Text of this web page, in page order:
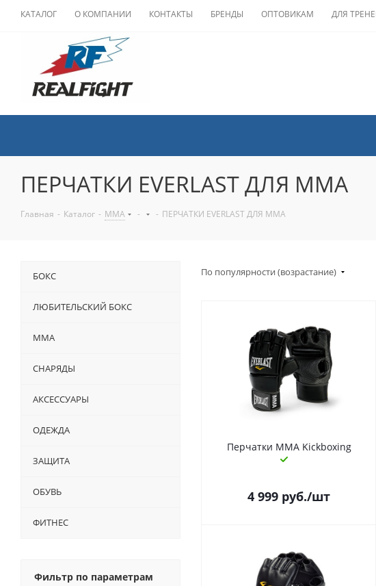
КАТАЛОГ О КОМПАНИИ КОНТАКТЫ БРЕНДЫ ОПТОВИКАМ ДЛЯ
ПЕРЧАТКИ EVERLAST ДЛЯ MMA
Главная - Каталог - ММА - - ПЕРЧАТКИ EVERLAST ДЛЯ MMA
По популярности (возрастание)
Перчатки MMA Kickboxing
4 999 руб./шт
БОКС
ЛЮБИТЕЛЬСКИЙ БОКС
ММА
СНАРЯДЫ
АКСЕССУАРЫ
ОДЕЖДА
ЗАЩИТА
ОБУВЬ
ФИТНЕС
Фильтр по параметрам